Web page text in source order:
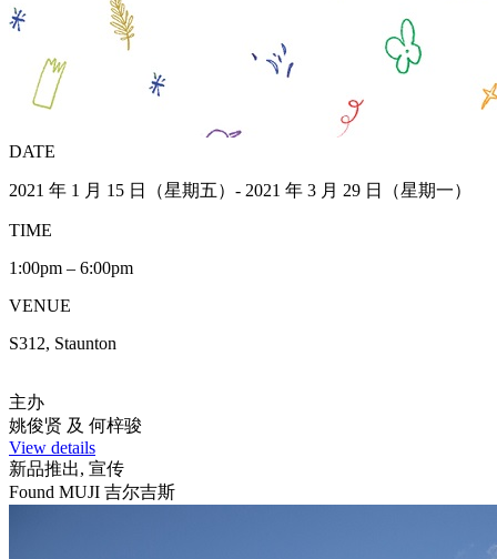
DATE
2021 年 1 月 15 日（星期五）- 2021 年 3 月 29 日（星期一）
TIME
1:00pm – 6:00pm
VENUE
S312, Staunton
主办
姚俊贤 及 何梓骏
View details
新品推出, 宣传
Found MUJI 吉尔吉斯